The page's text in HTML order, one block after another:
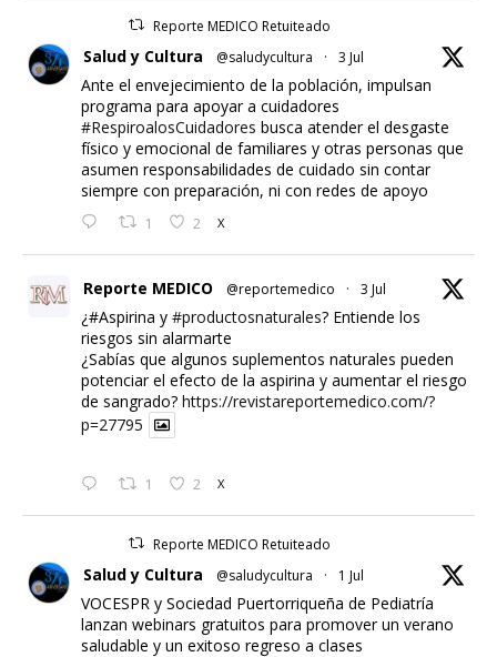
Reporte MEDICO Retuiteado
Salud y Cultura @saludycultura · 3 Jul
Ante el envejecimiento de la población, impulsan
programa para apoyar a cuidadores
#RespiroalosCuidadores busca atender el desgaste
físico y emocional de familiares y otras personas que
asumen responsabilidades de cuidado sin contar
siempre con preparación, ni con redes de apoyo
1 2 X
Reporte MEDICO @reportemedico · 3 Jul
¿#Aspirina y #productosnaturales? Entiende los
riesgos sin alarmarte
¿Sabías que algunos suplementos naturales pueden
potenciar el efecto de la aspirina y aumentar el riesgo
de sangrado? https://revistareportemedico.com/?
p=27795
1 2 X
Reporte MEDICO Retuiteado
Salud y Cultura @saludycultura · 1 Jul
VOCESPR y Sociedad Puertorriqueña de Pediatría
lanzan webinars gratuitos para promover un verano
saludable y un exitoso regreso a clases